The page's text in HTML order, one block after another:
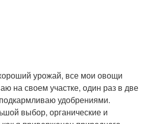
урожай, все мои овощи
на своем участке, один раз в две
удобрениями.
выбор, органические и